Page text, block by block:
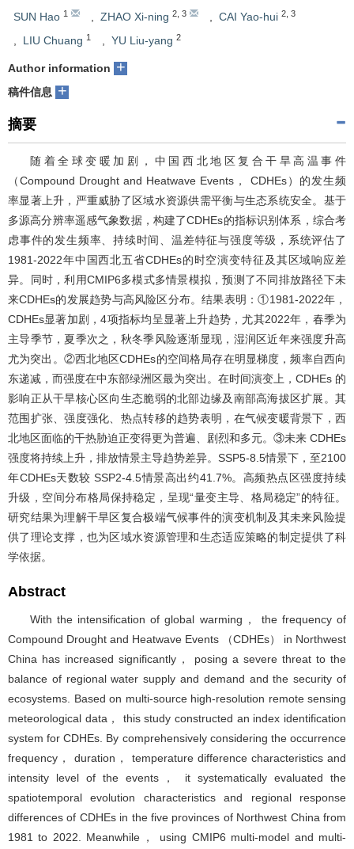
SUN Hao 1 ZHAO Xi-ning 2 3 CAI Yao-hui 2 3
LIU Chuang 1 YU Liu-yang 2
Author information +
稿件信息 +
摘要
随着全球变暖加剧，中国西北地区复合干旱高温事件
（Compound Drought and Heatwave Events， CDHEs）的发生频
率显著上升，严重威胁了区域水资源供需平衡与生态系统安全。基于
多源高分辨率遥感气象数据，构建了CDHEs的指标识别体系，综合考
虑事件的发生频率、持续时间、温差特征与强度等级，系统评估了
1981-2022年中国西北五省CDHEs的时空演变特征及其区域响应差
异。同时，利用CMIP6多模式多情景模拟，预测了不同排放路径下未
来CDHEs的发展趋势与高风险区分布。结果表明：①1981-2022年，
CDHEs显著加剧，4项指标均呈显著上升趋势，尤其2022年，春季为
主导季节，夏季次之，秋冬季风险逐渐显现，湿润区近年来强度升高
尤为突出。②西北地区CDHEs的空间格局存在明显梯度，频率自西向
东递减，而强度在中东部绿洲区最为突出。在时间演变上，CDHEs 的
影响正从干旱核心区向生态脆弱的北部边缘及南部高海拔区扩展。其
范围扩张、强度强化、热点转移的趋势表明，在气候变暖背景下，西
北地区面临的干热胁迫正变得更为普遍、剧烈和多元。③未来 CDHEs
强度将持续上升，排放情景主导趋势差异。SSP5-8.5情景下，至2100
年CDHEs天数较 SSP2-4.5情景高出约41.7%。高频热点区强度持续
升级，空间分布格局保持稳定，呈现“量变主导、格局稳定”的特征。
研究结果为理解干旱区复合极端气候事件的演变机制及其未来风险提
供了理论支撑，也为区域水资源管理和生态适应策略的制定提供了科
学依据。
Abstract
With the intensification of global warming， the frequency of
Compound Drought and Heatwave Events （CDHEs） in Northwest
China has increased significantly， posing a severe threat to the
balance of regional water supply and demand and the security of
ecosystems. Based on multi-source high-resolution remote sensing
meteorological data， this study constructed an index identification
system for CDHEs. By comprehensively considering the occurrence
frequency， duration， temperature difference characteristics and
intensity level of the events， it systematically evaluated the
spatiotemporal evolution characteristics and regional response
differences of CDHEs in the five provinces of Northwest China from
1981 to 2022. Meanwhile， using CMIP6 multi-model and multi-